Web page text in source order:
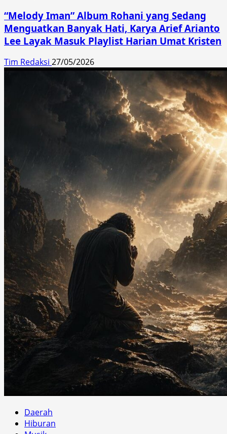
“Melody Iman” Album Rohani yang Sedang
Menguatkan Banyak Hati, Karya Arief Arianto
Lee Layak Masuk Playlist Harian Umat Kristen
Tim Redaksi 27/05/2026
Daerah
Hiburan